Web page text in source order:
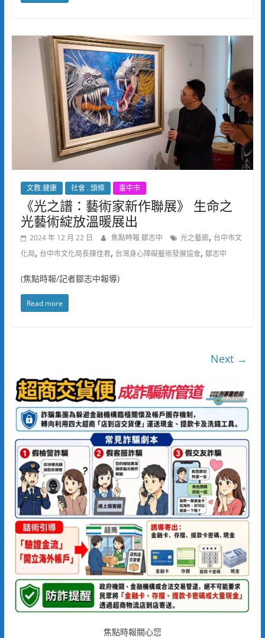
文教.健康 社會 . 頭條 臺中市
《光之譜：藝術家新作聯展》 生命之
光藝術綻放溫暖展出
2024 年 12 月 22 日 焦點時報 鄒志中 光之藝廊, 台中市文
化局, 台中市文化局長陳佳君, 台灣身心障礙藝術發展協會, 鄒志中
(焦點時報/記者鄒志中報導)
Read more
Next →
焦點時報關心您